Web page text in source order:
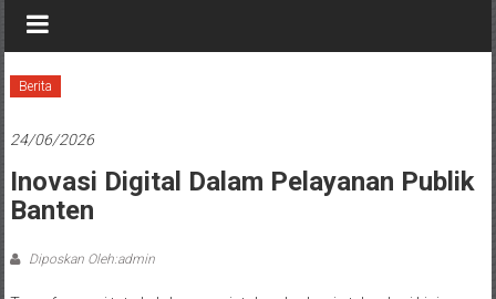
Berita
24/06/2026
Inovasi Digital Dalam Pelayanan Publik
Banten
Diposkan Oleh:admin